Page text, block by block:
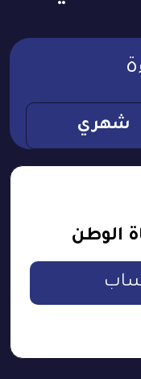
شهري
الوطن